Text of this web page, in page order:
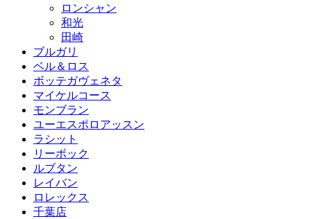
ロンシャン
和光
田崎
ブルガリ
ベル＆ロス
ボッテガヴェネタ
マイケルコース
モンブラン
ユーエスポロアッスン
ラシット
リーボック
ルブタン
レイバン
ロレックス
千葉店